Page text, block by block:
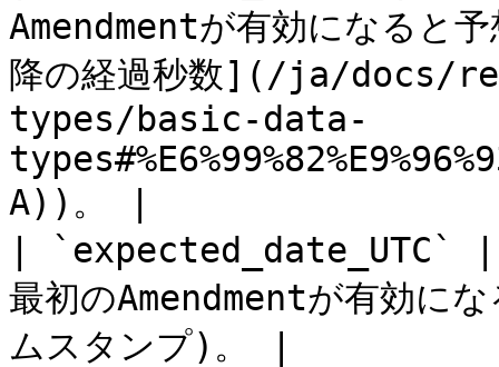
Amendmentが有効になると
降の経過秒数](/ja/
types/basic-data-
A))。 |
| `expected_date_UTC` |
最初のAmendmentが有効に
ムスタンプ)。 |